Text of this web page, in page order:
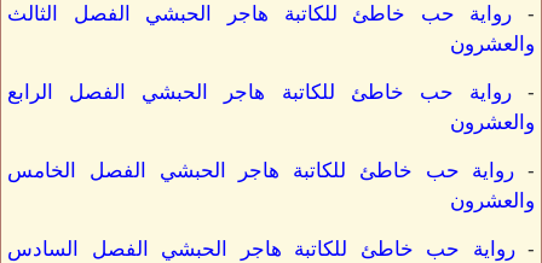
- رواية حب خاطئ للكاتبة هاجر الحبشي الفصل الثالث
والعشرون
-رواية حب خاطئ للكاتبة هاجر الحبشي الفصل الرابع
والعشرون
- رواية حب خاطئ للكاتبة هاجر الحبشي الفصل الخامس
والعشرون
-رواية حب خاطئ للكاتبة هاجر الحبشي الفصل السادس